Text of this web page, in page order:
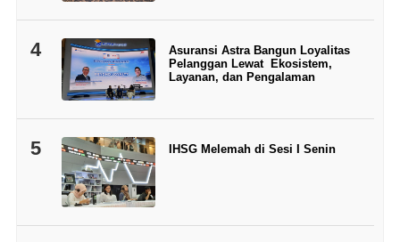
4
Asuransi Astra Bangun Loyalitas
Pelanggan Lewat Ekosistem,
Layanan, dan Pengalaman
5 IHSG Melemah di Sesi I Senin